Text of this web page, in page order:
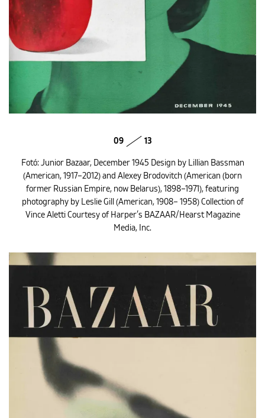
09 13
Fotó: Junior Bazaar, December 1945 Design by Lillian Bassman
(American, 1917–2012) and Alexey Brodovitch (American (born
former Russian Empire, now Belarus), 1898–1971), featuring
photography by Leslie Gill (American, 1908– 1958) Collection of
Vince Aletti Courtesy of Harper’s BAZAAR/Hearst Magazine
Media, Inc.